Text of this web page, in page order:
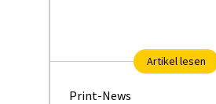
Artikel lesen
Print-News